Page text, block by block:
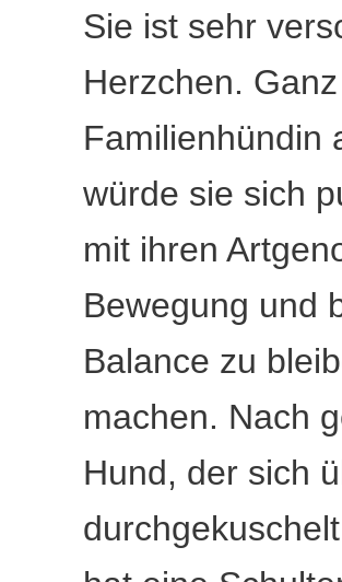
Sie ist sehr
Herzchen.
Familienhündin
würde sie sich
mit ihren
Bewegung und
Balance zu
machen. Nach
Hund, der sich